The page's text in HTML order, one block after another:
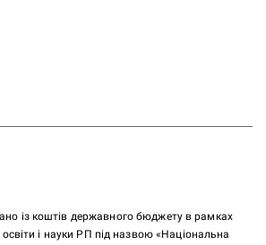
із коштів державного бюджету в рамках
і науки РП під назвою «Національна